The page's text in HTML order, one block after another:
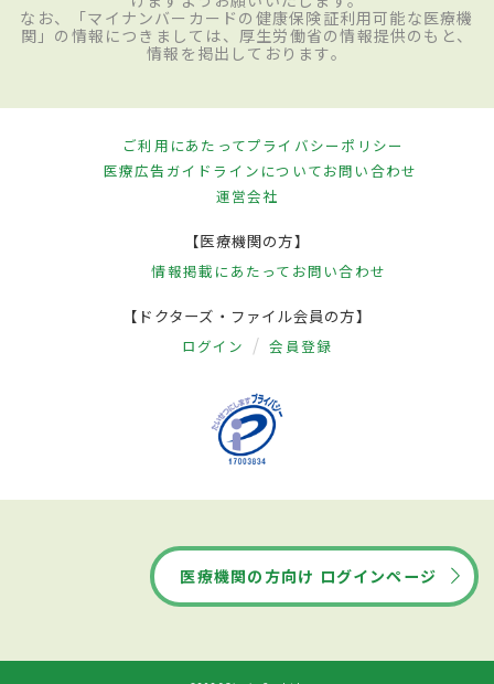
なお、「マイナンバーカードの健康保険証利用可能な医療機
関」の情報につきましては、厚生労働省の情報提供のもと、
情報を掲出しております。
ご利用にあたってプライバシーポリシー
医療広告ガイドラインについてお問い合わせ
運営会社
【医療機関の方】
情報掲載にあたって お問い合わせ
【ドクターズ・ファイル会員の方】
ログイン 会員登録
医療機関の方向け ログインページ